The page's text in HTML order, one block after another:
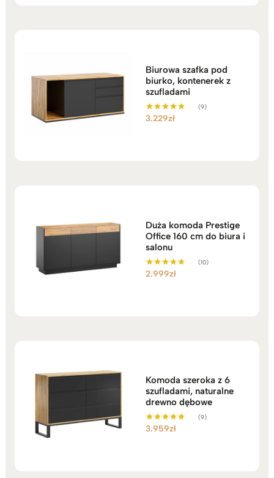
Biurowa szafka pod
biurko, kontenerek z
szufladami
Oceniono
(9)
3.229zł
Duża komoda Prestige
Office 160 cm do biura i
salonu
Oceniono
(10)
2.999zł
Komoda szeroka z 6
szufladami, naturalne
drewno dębowe
Oceniono
(9)
3.959zł